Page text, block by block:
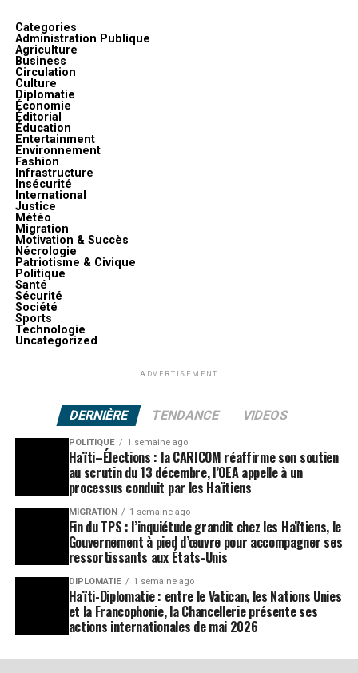
Categories
Administration Publique
Agriculture
Business
Circulation
Culture
Diplomatie
Économie
Éditorial
Éducation
Entertainment
Environnement
Fashion
Infrastructure
Insécurité
International
Justice
Météo
Migration
Motivation & Succès
Nécrologie
Patriotisme & Civique
Politique
Santé
Sécurité
Société
Sports
Technologie
Uncategorized
ADVERTISEMENT
DERNIÈRE TENDANCE VIDEOS
POLITIQUE 1 semaine ago
Haïti–Élections : la CARICOM réaffirme son soutien
au scrutin du 13 décembre, l’OEA appelle à un
processus conduit par les Haïtiens
MIGRATION 1 semaine ago
Fin du TPS : l’inquiétude grandit chez les Haïtiens, le
Gouvernement à pied d’œuvre pour accompagner ses
ressortissants aux États-Unis
DIPLOMATIE 1 semaine ago
Haïti-Diplomatie : entre le Vatican, les Nations Unies
et la Francophonie, la Chancellerie présente ses
actions internationales de mai 2026